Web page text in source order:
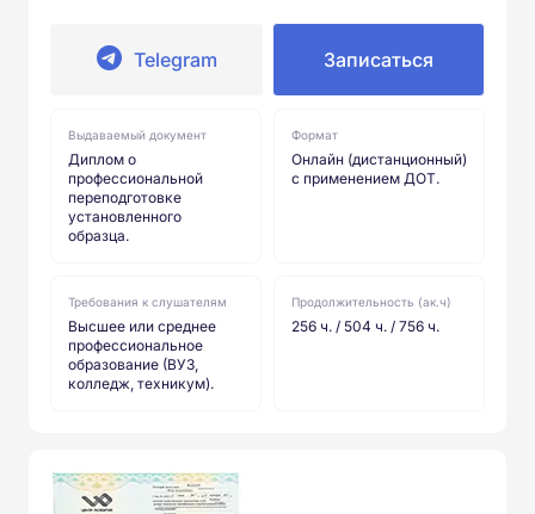
Telegram Записаться
Выдаваемый документ
Диплом о
профессиональной
переподготовке
установленного
образца.
Формат
Онлайн (дистанционный)
с применением ДОТ.
Требования к слушателям
Высшее или среднее
профессиональное
образование (ВУЗ,
колледж, техникум).
Продолжительность (ак.ч)
256 ч. / 504 ч. / 756 ч.